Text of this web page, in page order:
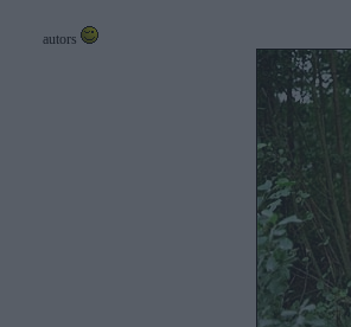
autors